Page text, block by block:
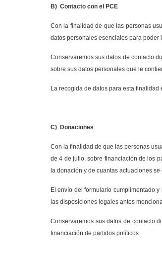
B) Contacto con el PCE
Con la finalidad de que las personas
datos personales esenciales para
Conservaremos sus datos de contacto
sobre sus datos personales que le
La recogida de datos para esta
C) Donaciones
Con la finalidad de que las personas
de 4 de julio, sobre financiación de los
la donación y de cuantas actuaciones
El envío del formulario cumplimentado
las disposiciones legales antes
Conservaremos sus datos de contacto
financiación de partidos políticos